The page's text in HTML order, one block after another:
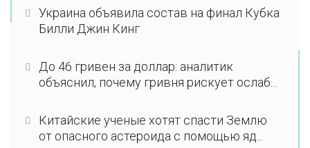
Украина объявила состав на финал Кубка
Билли Джин Кинг
До 46 гривен за доллар: аналитик
объяснил, почему гривня рискует ослаб...
Китайские ученые хотят спасти Землю
от опасного астероида с помощью яд...